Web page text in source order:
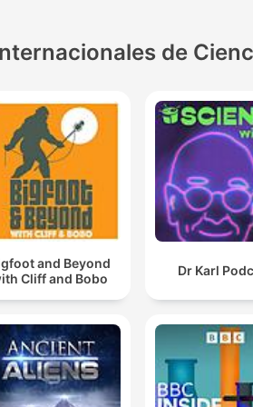
de
and Beyond
Cliff and Bobo
Dr Karl